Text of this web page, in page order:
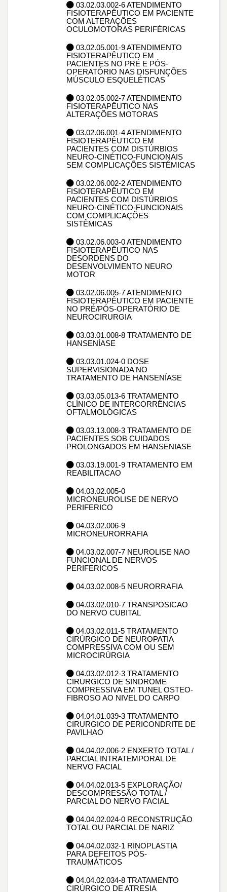
03.02.03.002-6 ATENDIMENTO
FISIOTERAPÊUTICO EM PACIENTE
COM ALTERAÇÕES
OCULOMOTORAS PERIFÉRICAS
03.02.05.001-9 ATENDIMENTO
FISIOTERAPÊUTICO EM
PACIENTES NO PRÉ E PÓS-
OPERATÓRIO NAS DISFUNÇÕES
MÚSCULO ESQUELÉTICAS
03.02.05.002-7 ATENDIMENTO
FISIOTERAPÊUTICO NAS
ALTERAÇÕES MOTORAS
03.02.06.001-4 ATENDIMENTO
FISIOTERAPÊUTICO EM
PACIENTES COM DISTÚRBIOS
NEURO-CINÉTICO-FUNCIONAIS
SEM COMPLICAÇÕES SISTÊMICAS
03.02.06.002-2 ATENDIMENTO
FISIOTERAPÊUTICO EM
PACIENTES COM DISTÚRBIOS
NEURO-CINÉTICO-FUNCIONAIS
COM COMPLICAÇÕES
SISTÊMICAS
03.02.06.003-0 ATENDIMENTO
FISIOTERAPÊUTICO NAS
DESORDENS DO
DESENVOLVIMENTO NEURO
MOTOR
03.02.06.005-7 ATENDIMENTO
FISIOTERAPÊUTICO EM PACIENTE
NO PRÉ/PÓS-OPERATÓRIO DE
NEUROCIRURGIA
03.03.01.008-8 TRATAMENTO DE
HANSENÍASE
03.03.01.024-0 DOSE
SUPERVISIONADA NO
TRATAMENTO DE HANSENÍASE
03.03.05.013-6 TRATAMENTO
CLÍNICO DE INTERCORRÊNCIAS
OFTALMOLÓGICAS
03.03.13.008-3 TRATAMENTO DE
PACIENTES SOB CUIDADOS
PROLONGADOS EM HANSENIASE
03.03.19.001-9 TRATAMENTO EM
REABILITACAO
04.03.02.005-0
MICRONEUROLISE DE NERVO
PERIFERICO
04.03.02.006-9
MICRONEURORRAFIA
04.03.02.007-7 NEUROLISE NAO
FUNCIONAL DE NERVOS
PERIFERICOS
04.03.02.008-5 NEURORRAFIA
04.03.02.010-7 TRANSPOSICAO
DO NERVO CUBITAL
04.03.02.011-5 TRATAMENTO
CIRÚRGICO DE NEUROPATIA
COMPRESSIVA COM OU SEM
MICROCIRÚRGIA
04.03.02.012-3 TRATAMENTO
CIRURGICO DE SINDROME
COMPRESSIVA EM TUNEL OSTEO-
FIBROSO AO NIVEL DO CARPO
04.04.01.039-3 TRATAMENTO
CIRURGICO DE PERICONDRITE DE
PAVILHAO
04.04.02.006-2 ENXERTO TOTAL /
PARCIAL INTRATEMPORAL DE
NERVO FACIAL
04.04.02.013-5 EXPLORAÇÃO/
DESCOMPRESSÃO TOTAL /
PARCIAL DO NERVO FACIAL
04.04.02.024-0 RECONSTRUÇÃO
TOTAL OU PARCIAL DE NARIZ
04.04.02.032-1 RINOPLASTIA
PARA DEFEITOS PÓS-
TRAUMÁTICOS
04.04.02.034-8 TRATAMENTO
CIRÚRGICO DE ATRESIA